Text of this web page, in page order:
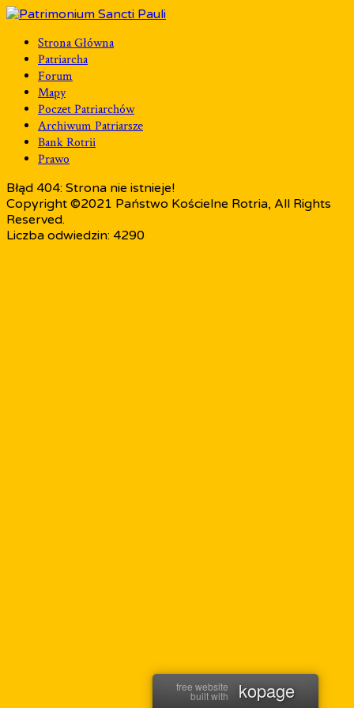
Strona Główna
Patriarcha
Forum
Mapy
Poczet Patriarchów
Archiwum Patriarsze
Bank Rotrii
Prawo
Błąd 404: Strona nie istnieje!
Copyright ©2021 Państwo Kościelne Rotria, All Rights
Reserved.
Liczba odwiedzin: 4290
free website
built with kopage